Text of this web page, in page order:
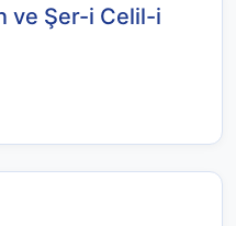
ve Şer-i Celil-i